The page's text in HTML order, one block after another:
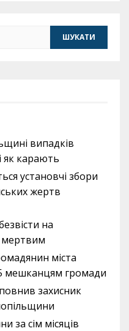
випадків
як карають
установчі збори
жертв
на
мертвим
міста
мешканцям громади
захисник
за сім місяців